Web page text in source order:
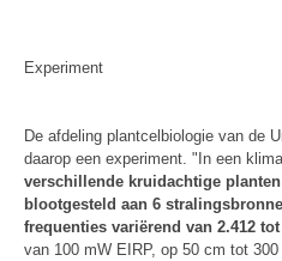
Experiment
De afdeling plantcelbiologie van de
daarop een experiment. "In een
verschillende kruidachtige
blootgesteld aan 6
frequenties variërend van 2.412 tot
van 100 mW EIRP, op 50 cm tot